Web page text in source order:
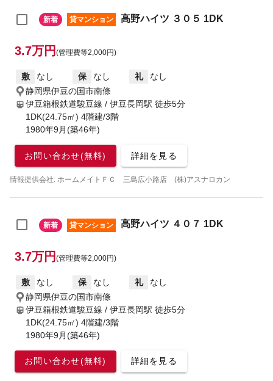
新着 貸マンション 高野ハイツ ３０５ 1DK
3.7万円 (管理費等2,000円)
敷 なし 保 なし 礼
なし
静岡県伊豆の国市南條
伊豆箱根鉄道駿豆線 / 伊豆長岡駅 徒歩5分
1DK(24.75㎡) 4階建/3階
1980年9月(築46年)
お問い合わせ(無料) 詳細を見る
情報提供会社: ホームメイトＦＣ 三島広小路店 (株)アスナロカン
新着 貸マンション 高野ハイツ ４０７ 1DK
3.7万円 (管理費等2,000円)
敷 なし 保 なし 礼
なし
静岡県伊豆の国市南條
伊豆箱根鉄道駿豆線 / 伊豆長岡駅 徒歩5分
1DK(24.75㎡) 4階建/3階
1980年9月(築46年)
お問い合わせ(無料) 詳細を見る